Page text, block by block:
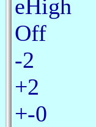
eHigh
Off
-2
+2
+-0